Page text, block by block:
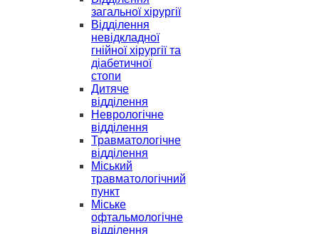
загальної хірургії
Відділення
невідкладної
гнійної хірургії та
діабетичної
стопи
Дитяче
відділення
Неврологічне
відділення
Травматологічне
відділення
Міський
травматологічний
пункт
Міське
офтальмологічне
відділення